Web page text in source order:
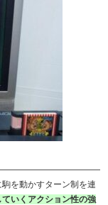
を動かすターン制を連
いくアクション性の強